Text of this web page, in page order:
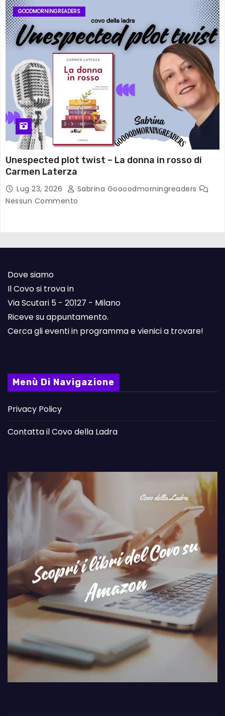
GOODMORNINGREADERS
Unespected plot twist – La donna in rosso di
Carmen Laterza
Lug 23, 2026
Sabrina Goooodmorningreaders
Nessun Commento
Dove siamo
Il Covo si trova in
Via Scutari 5 - 20127 - Milano
Riceve su appuntamento.
Cerca gli eventi in programma e vienici a trovare!
Menù Di Navigazione
Privacy Policy
Contatta il Covo della Ladra